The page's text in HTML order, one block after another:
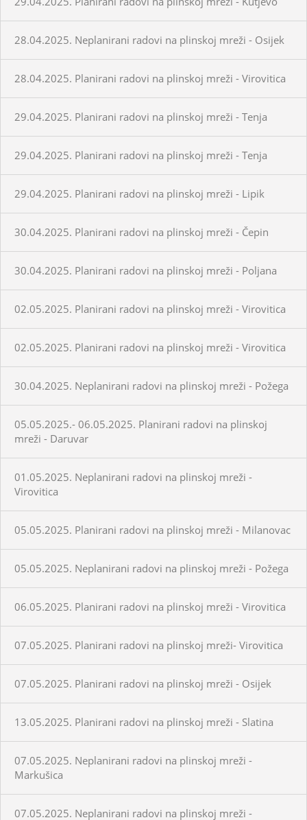
28.04.2025. Neplanirani radovi na plinskoj mreži - Osijek
28.04.2025. Planirani radovi na plinskoj mreži - Virovitica
29.04.2025. Planirani radovi na plinskoj mreži - Tenja
29.04.2025. Planirani radovi na plinskoj mreži - Tenja
29.04.2025. Planirani radovi na plinskoj mreži - Lipik
30.04.2025. Planirani radovi na plinskoj mreži - Čepin
30.04.2025. Planirani radovi na plinskoj mreži - Poljana
02.05.2025. Planirani radovi na plinskoj mreži - Virovitica
02.05.2025. Planirani radovi na plinskoj mreži - Virovitica
30.04.2025. Neplanirani radovi na plinskoj mreži - Požega
05.05.2025.- 06.05.2025. Planirani radovi na plinskoj
mreži - Daruvar
01.05.2025. Neplanirani radovi na plinskoj mreži -
Virovitica
05.05.2025. Planirani radovi na plinskoj mreži - Milanovac
05.05.2025. Neplanirani radovi na plinskoj mreži - Požega
06.05.2025. Planirani radovi na plinskoj mreži - Virovitica
07.05.2025. Planirani radovi na plinskoj mreži- Virovitica
07.05.2025. Planirani radovi na plinskoj mreži - Osijek
13.05.2025. Planirani radovi na plinskoj mreži - Slatina
07.05.2025. Neplanirani radovi na plinskoj mreži -
Markušica
07.05.2025. Neplanirani radovi na plinskoj mreži -